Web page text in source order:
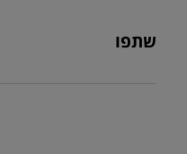
שתפו